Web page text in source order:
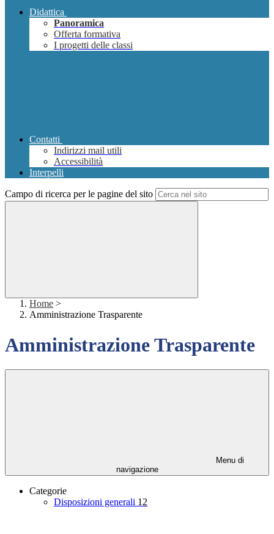
Didattica
Panoramica
Offerta formativa
I progetti delle classi
Contatti
Indirizzi mail utili
Accessibilità
Interpelli
Campo di ricerca per le pagine del sito
Home >
Amministrazione Trasparente
Amministrazione Trasparente
Menu di
navigazione
Categorie
Disposizioni generali 12